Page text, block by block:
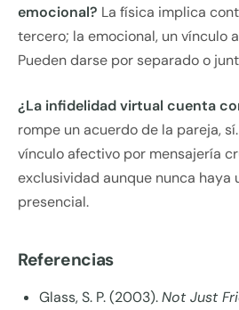
emocional? La física implica
tercero; la emocional, un vínculo
Pueden darse por separado o
¿La infidelidad virtual cuenta
rompe un acuerdo de la pareja,
vínculo afectivo por mensajería
exclusividad aunque nunca haya
presencial.
Referencias
Glass, S. P. (2003).Not Just